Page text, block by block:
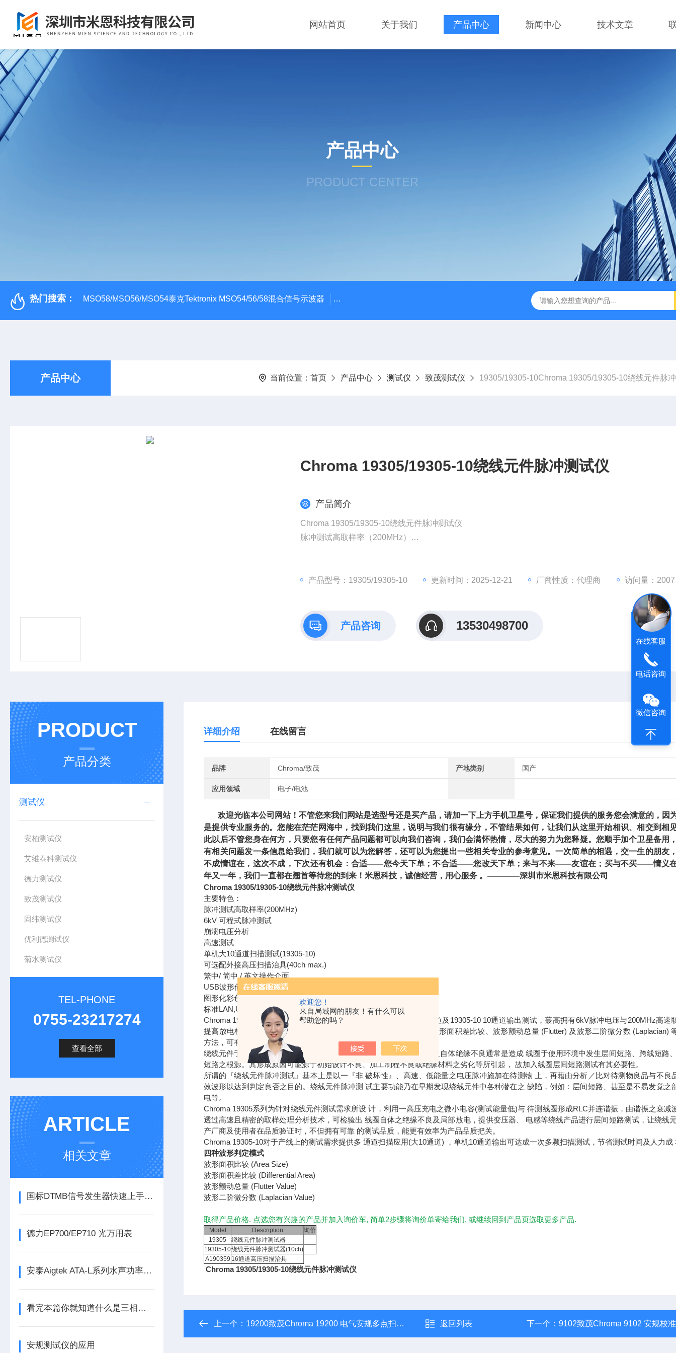
欢迎您！
来自局域网的朋友！有什么可以
帮助您的吗？
网站首页 关于我们 产品中心 新闻中心 技术文章
产品中心
PRODUCT CENTER
热门搜索： MSO58/MSO56/MSO54泰克Tektronix MSO54/56/58混合信号示波器 ME045/ME085/ME150PCB TDR特性阻抗测试仪 3380/3380P/3380D致茂Chroma 3380/
产品中心 当前位置： 首页 产品中心 测试仪 致茂测试仪 19305/19305-10Chroma 19305/19305-10绕线元件脉
Chroma 19305/19305-10绕线元件脉冲测试仪
产品简介
Chroma 19305/19305-10绕线元件脉冲测试仪
脉冲测试高取样率（200MHz）
高速测试
产品型号：19305/19305-10 更新时间：2025-12-21 厂商性质：代理商 访问量：2007
产品咨询 13530498700
PRODUCT
产品分类
测试仪
安柏测试仪
艾维泰科测试仪
德力测试仪
致茂测试仪
固纬测试仪
优利德测试仪
菊水测试仪
TEL-PHONE
0755-23217274
查看全部
ARTICLE
相关文章
国标DTMB信号发生器快速上手：PN420/595/945三种帧头怎么选
德力EP700/EP710 光万用表
安泰Aigtek ATA-L系列水声功率放大器
看完本篇你就知道什么是三相功率分析仪了
安规测试仪的应用
详细介绍 在线留言
品牌 Chroma/致茂 产地类别 国产
应用领域 电子/电池
欢迎光临本公司网站！不管您来我们网站是选型号还是买产品，请加一下上方手机卫星号，保证我们提供的服务您会满意的，因
是提供专业服务的。您能在茫茫网海中，找到我们这里，说明与我们很有缘分，不管结果如何，让我们从这里开始相识、相交到相
此以后不管您身在何方，只要您有任何产品问题都可以向我们咨询，我们会满怀热情，尽大的努力为您释疑。您顺手加个卫星备用
有相关问题发一条信息给我们，我们就可以为您解答，还可以为您提出一些相关专业的参考意见。一次简单的相遇，交一生的朋友
不成情谊在，这次不成，下次还有机会：合适——您今天下单；不合适——您改天下单；来与不来——友谊在；买与不买——情义
年又一年，我们一直都在翘首等待您的到来！米恩科技，诚信经营，用心服务 。————深圳市米恩科技有限公司
Chroma 19305/19305-10绕线元件脉冲测试仪
主要特色：
脉冲测试高取样率(200MHz)
6kV 可程式脉冲测试
崩溃电压分析
高速测试
单机大10通道扫描测试(19305-10)
可选配外接高压扫描治具(40ch max.)
繁中/ 简中 / 英文操作介面
USB波形储存& 画面撷取功能
图形化彩色显示
标准LAN,USB,RS232介面
Chroma 19305系列为绕线元件脉冲测试器，系列机种包含19305单通道及19305-10 10通道输出测试，蕞高拥有6kV脉冲电压与200MHz高速
提高放电检测能力，10uH感量以上产品测试，拥 有波形面积比较、波形面积差比较、波形颤动总量 (Flutter) 及波形二阶微分数 (Laplacian)
方法，可有效检测线圈自体绝缘不良。
绕线元件于生产检测包含电气特性、电气安规耐 压进行测试，而线圈之自体绝缘不良通常是造成 线圈于使用环境中发生层间短路、跨线短路
短路之根源。其形成原因可能源于初始设计不良、加工制程不良或绝缘材料之劣化等所引起， 故加入线圈层间短路测试有其必要性。
所谓的『绕线元件脉冲测试』基本上是以一『非 破坏性』、高速、低能量之电压脉冲施加在待测物 上，再藉由分析／比对待测物良品与不良
效波形以达到判定良否之目的。绕线元件脉冲测 试主要功能乃在早期发现绕线元件中各种潜在之 缺陷，例如：层间短路、甚至是不易发觉之
电等。
Chroma 19305系列为针对绕线元件测试需求所设 计，利用一高压充电之微小电容(测试能量低)与 待测线圈形成RLC并连谐振，由谐振之衰减
透过高速且精密的取样处理分析技术，可检验出 线圈自体之绝缘不良及局部放电，提供变压器、 电感等绕线产品进行层间短路测试，让绕线
产厂商及使用者在品质验证时，不但拥有可靠 的测试品质，能更有效率为产品品质把关。
Chroma 19305-10对于产线上的测试需求提供多 通道扫描应用(大10通道) ，单机10通道输出可达成一次多颗扫描测试，节省测试时间及人力成
四种波形判定模式
波形面积比较 (Area Size)
波形面积差比较 (Differential Area)
波形颤动总量 (Flutter Value)
波形二阶微分数 (Laplacian Value)
取得产品价格. 点选您有兴趣的产品并加入询价车, 简单2步骤将询价单寄给我们, 或继续回到产品页选取更多产品.
Model Description
询价
19305
绕线元件脉冲测试器
19305-10绕线元件脉冲测试器(10ch)
A190359 16通道高压扫描治具
Chroma 19305/19305-10绕线元件脉冲测试仪
上一个： 19200致茂Chroma 19200 电气安规多点扫描测试仪 返回列表 下一个： 9102致茂Chroma 9102 安规校
在线客服
电话咨询
微信咨询